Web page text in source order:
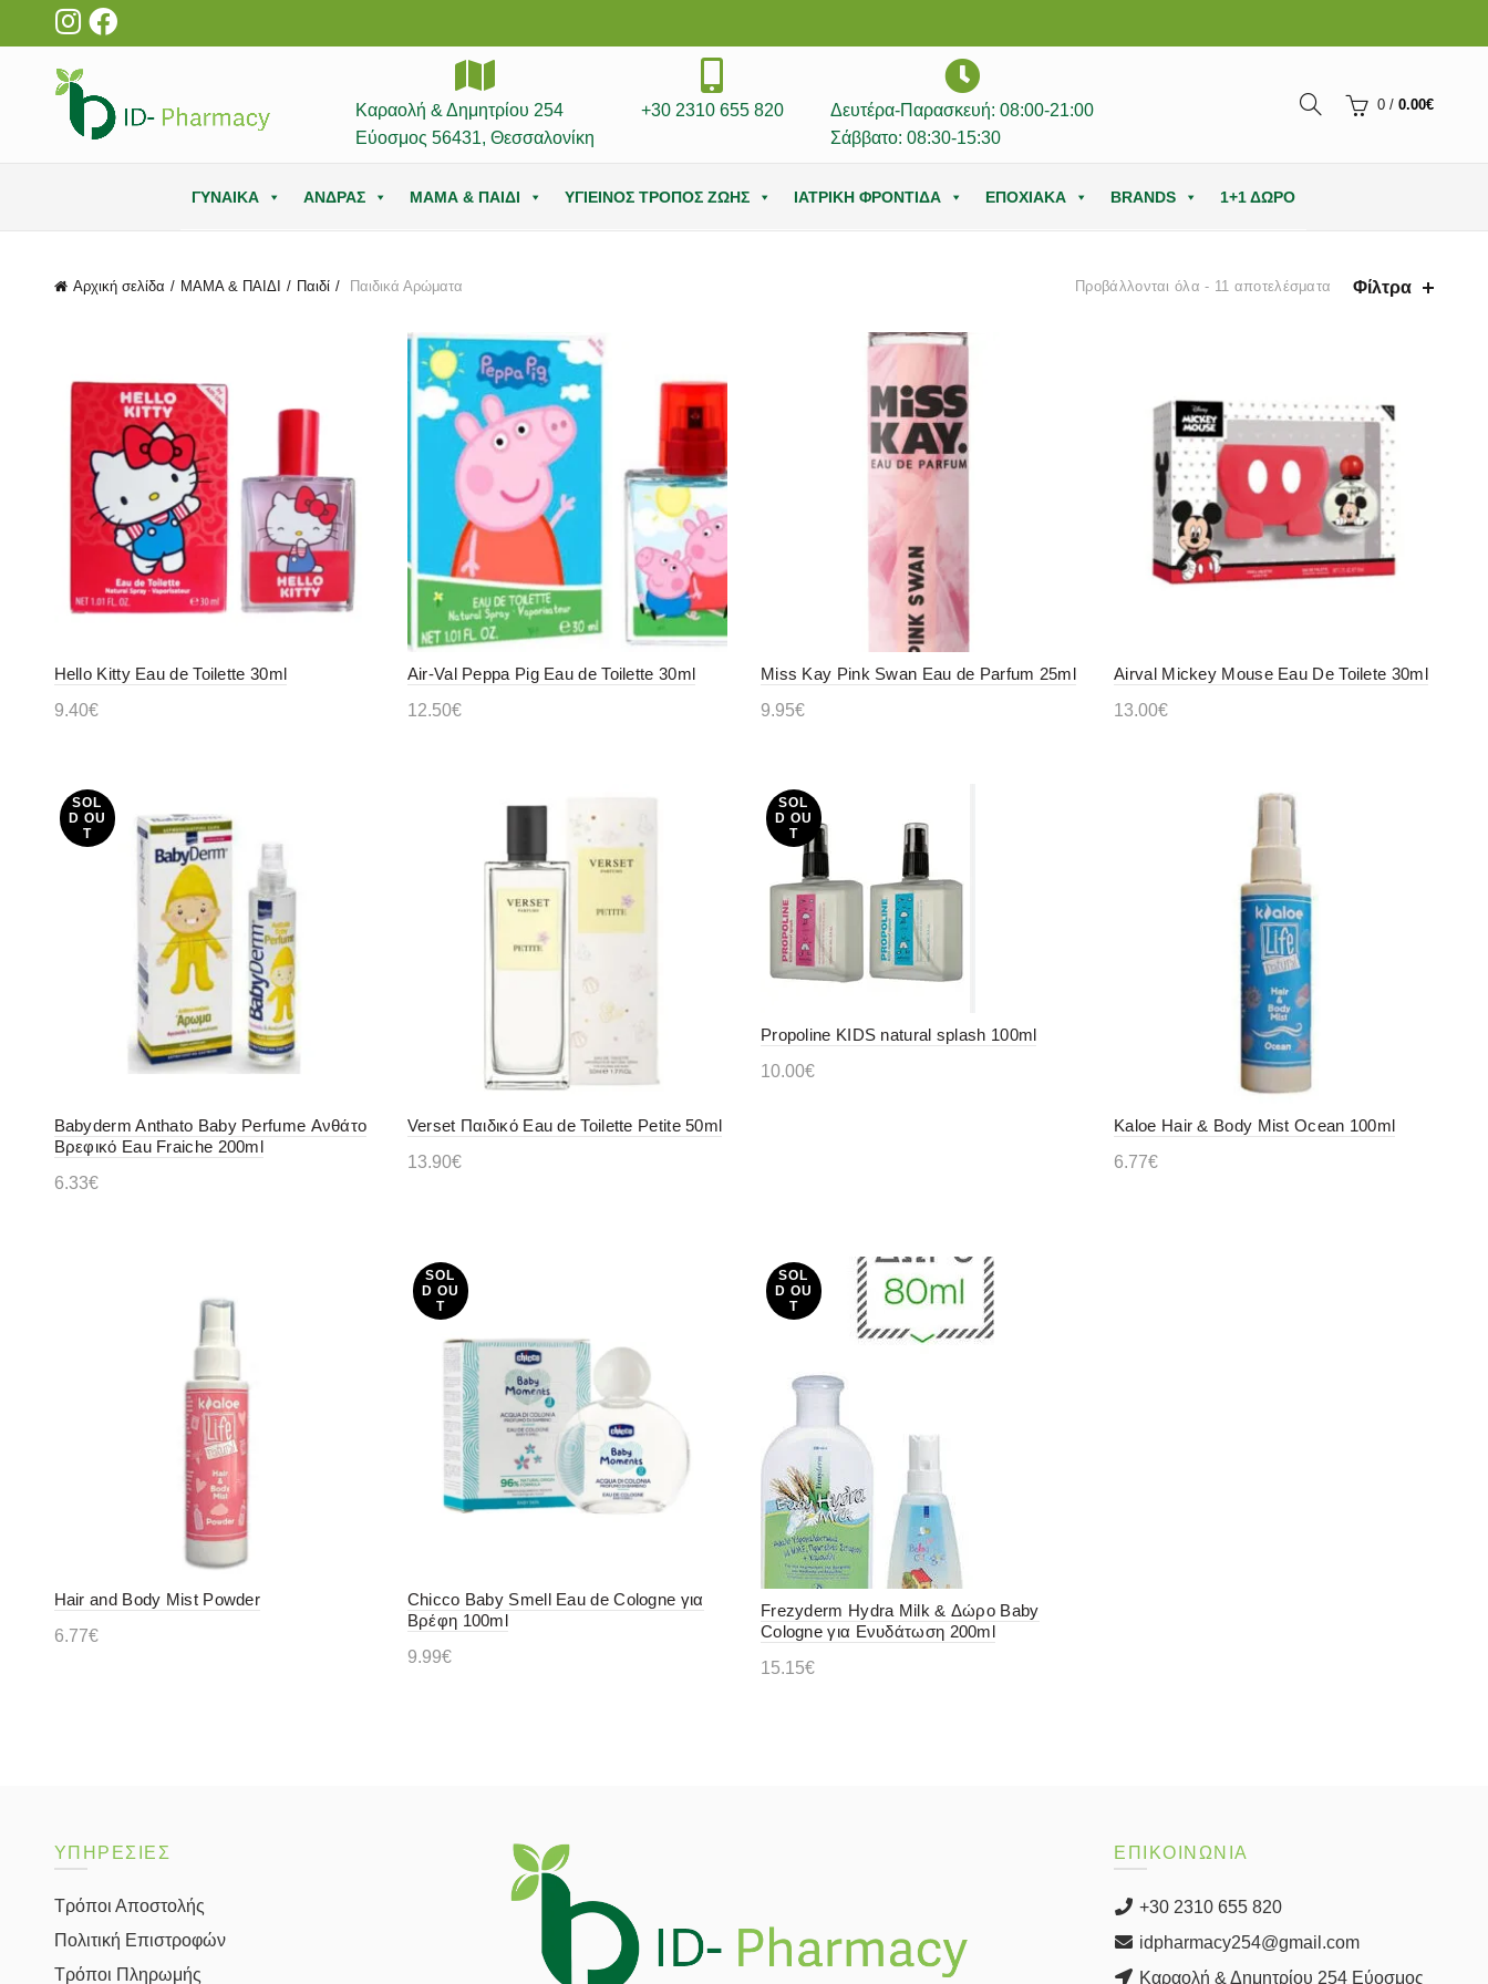
Καραολή & Δημητρίου 254
Εύοσμος 56431, Θεσσαλονίκη
+30 2310 655 820
Δευτέρα-Παρασκευή: 08:00-21:00
Σάββατο: 08:30-15:30
0 / 0.00€
ΓΥΝΑΙΚΑ ΑΝΔΡΑΣ ΜΑΜΑ & ΠΑΙΔΙ ΥΓΙΕΙΝΟΣ ΤΡΟΠΟΣ ΖΩΗΣ ΙΑΤΡΙΚΗ ΦΡΟΝΤΙΔΑ ΕΠΟΧΙΑΚΑ BRANDS 1+1 ΔΩΡΟ
Αρχική σελίδα ΜΑΜΑ & ΠΑΙΔΙ Παιδί Παιδικά Αρώματα Προβάλλονται όλα - 11 αποτελέσματα Φίλτρα
Hello Kitty Eau de Toilette 30ml
9.40€
Air-Val Peppa Pig Eau de Toilette 30ml
12.50€
Miss Kay Pink Swan Eau de Parfum 25ml
9.95€
Airval Mickey Mouse Eau De Toilete 30ml
13.00€
SOL
D OU
T
Babyderm Anthato Baby Perfume Ανθάτο
Βρεφικό Eau Fraiche 200ml
6.33€
Verset Παιδικό Eau de Toilette Petite 50ml
13.90€
SOL
D OU
T
Propoline KIDS natural splash 100ml
10.00€
Kaloe Hair & Body Mist Ocean 100ml
6.77€
Hair and Body Mist Powder
6.77€
SOL
D OU
T
Chicco Baby Smell Eau de Cologne για
Βρέφη 100ml
9.99€
SOL
D OU
T
Frezyderm Hydra Milk & Δώρο Baby
Cologne για Ενυδάτωση 200ml
15.15€
ΥΠΗΡΕΣΙΕΣ
Τρόποι Αποστολής
Πολιτική Επιστροφών
Τρόποι Πληρωμής
ΕΠΙΚΟΙΝΩΝΙΑ
+30 2310 655 820
idpharmacy254@gmail.com
Καραολή & Δημητρίου 254 Εύοσμος